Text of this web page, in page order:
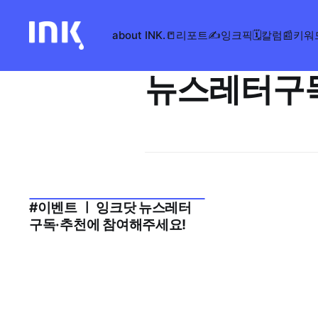
about INK.📒리포트✍️잉크픽🗓️칼럼📰키워
뉴스레터구
2025년 10월 2주
#이벤트 ㅣ 잉크닷 뉴스레터
구독·추천에 참여해주세요!